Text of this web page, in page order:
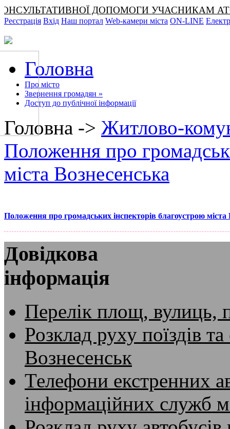
ДОПОМОГИ УЧАСНИКАМ АТО ТА
Реєстрація Вхід Наш портал Web-камери міста ON-LINE
Головна
Про місто
Звернення громадян »
Доступ до публічної інформації
Головна -> Житлово-
Положення про
міста Вознесенська
Положення про громадських інспекторів благоустрою міста
Довідкова
інформація
Перелік площ, вулиць,
Розклад руху поїздів
Вознесенськ
Телефони екстренних
інформаційних служб